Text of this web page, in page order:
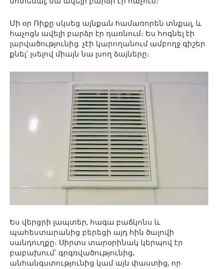
Մի օր Ռիքը սկսեց այնքան համառորեն տնքալ, և
հաչոցն ավելի բարձր էր դառնում։ Ես հոգնել էի
լարվածությունից. չէի կարողանում ամբողջ գիշեր
քնել՝ լսելով միայն նա լսող ձայները։
Ես վերցրի լապտեր, հագա բաճկոնս և
պահեստարանից բերեցի այդ հին ծալովի
սանդուղքը։ Սիրտս տարօրինակ կերպով էր
բաբախում՝ գրգռվածությունից,
անհանգստությունից կամ այն ​​​​փաստից, որ